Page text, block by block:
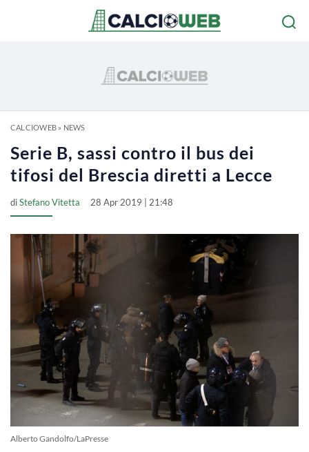
CALCIOWEB» NEWS
Serie B, sassi contro il bus dei
tifosi del Brescia diretti a Lecce
diStefano Vitetta 28 Apr 2019 | 21:48
Alberto Gandolfo/LaPresse